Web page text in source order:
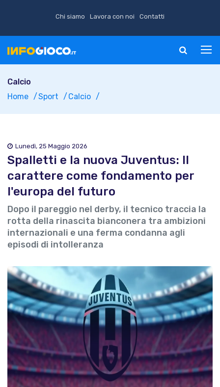
Chi siamo Lavora con noi Contatti
Calcio
Home
Sport Calcio
Lunedì, 25 Maggio 2026
Spalletti e la nuova Juventus: Il
carattere come fondamento per
l'europa del futuro
Dopo il pareggio nel derby, il tecnico traccia la
rotta della rinascita bianconera tra ambizioni
internazionali e una ferma condanna agli
episodi di intolleranza